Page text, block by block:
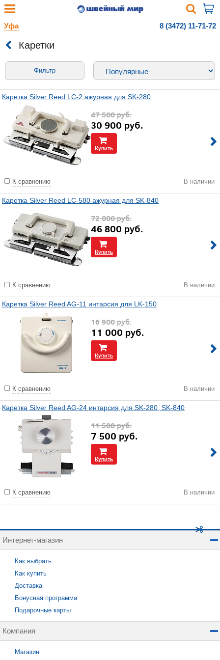
Уфа 8 (3472) 11-71-72
Каретки
Фильтр
Каретка Silver Reed LC-2 ажурная для SK-280
47 500руб.
30 900 руб.
Купить
К сравнению В наличии
Каретка Silver Reed LC-580 ажурная для SK-840
72 000руб.
46 800 руб.
Купить
К сравнению В наличии
Каретка Silver Reed AG-11 интарсия для LK-150
16 900руб.
11 000 руб.
Купить
К сравнению В наличии
Каретка Silver Reed AG-24 интарсия для SK-280, SK-840
11 500руб.
7 500 руб.
Купить
К сравнению В наличии
Интернет-магазин
Как выбрать
Как купить
Доставка
Бонусная программа
Подарочные карты
Компания
Магазин